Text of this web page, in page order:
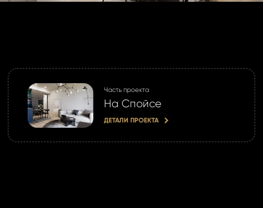
Часть проекта
На Спойсе
ДЕТАЛИ ПРОЕКТА